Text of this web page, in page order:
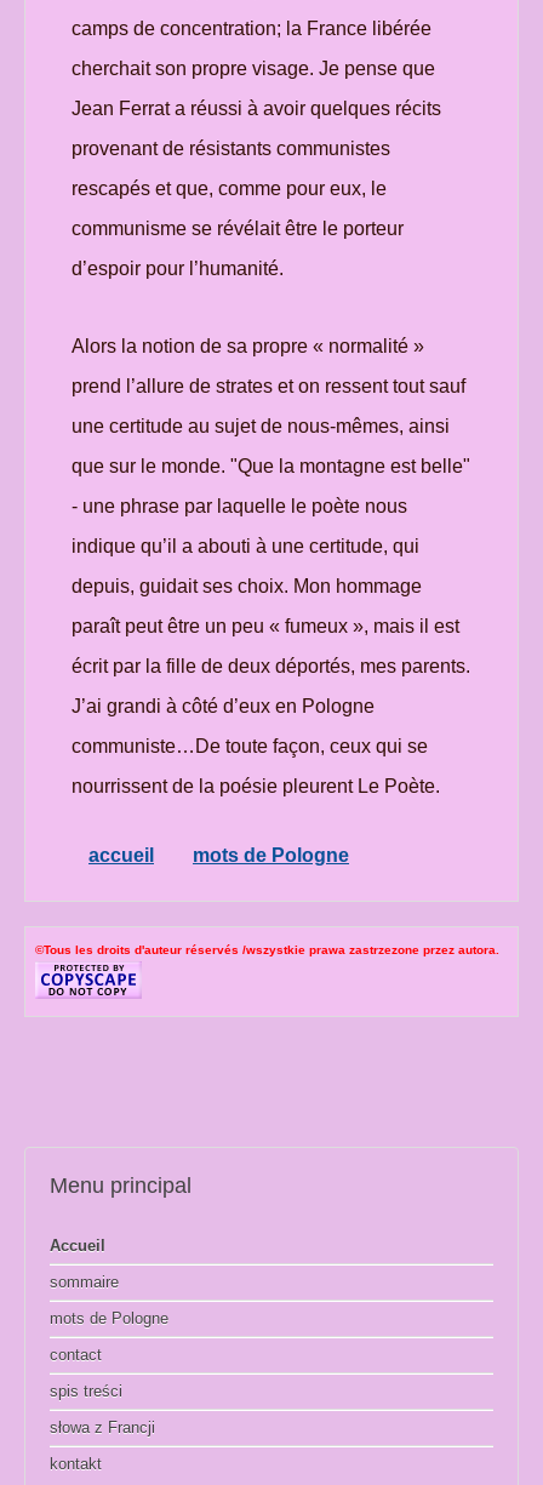
camps de concentration; la France libérée
cherchait son propre visage. Je pense que
Jean Ferrat a réussi à avoir quelques récits
provenant de résistants communistes
rescapés et que, comme pour eux, le
communisme se révélait être le porteur
d’espoir pour l’humanité.
Alors la notion de sa propre « normalité »
prend l’allure de strates et on ressent tout sauf
une certitude au sujet de nous-mêmes, ainsi
que sur le monde. "Que la montagne est belle"
- une phrase par laquelle le poète nous
indique qu’il a abouti à une certitude, qui
depuis, guidait ses choix. Mon hommage
paraît peut être un peu « fumeux », mais il est
écrit par la fille de deux déportés, mes parents.
J’ai grandi à côté d’eux en Pologne
communiste…De toute façon, ceux qui se
nourrissent de la poésie pleurent Le Poète.
accueil mots de Pologne
©Tous les droits d'auteur réservés /wszystkie prawa zastrzezone przez autora.
Menu principal
Accueil
sommaire
mots de Pologne
contact
spis treści
słowa z Francji
kontakt